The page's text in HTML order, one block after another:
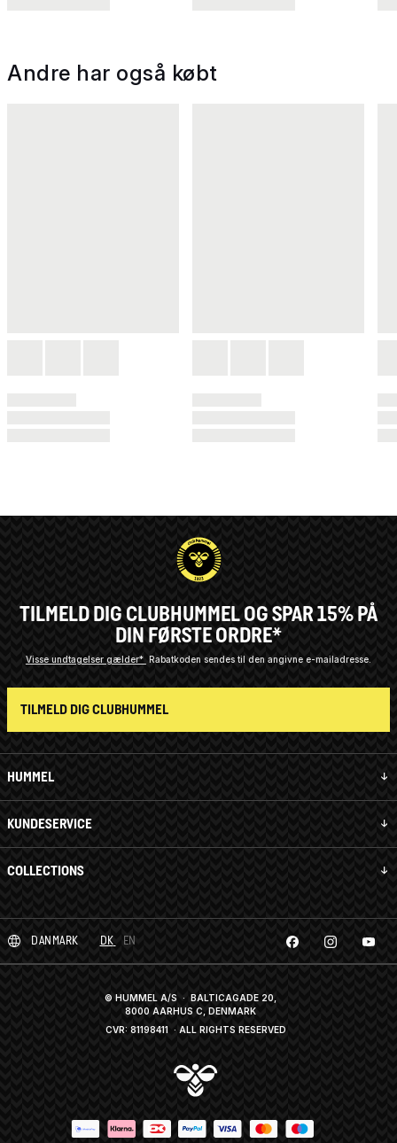
Andre har også købt
HUMMEL
KUNDESERVICE
COLLECTIONS
TILMELD DIG CLUBHUMMEL OG SPAR 15% PÅ
DIN FØRSTE ORDRE*
Visse undtagelser gælder* Rabatkoden sendes til den angivne e-mailadresse.
TILMELD DIG CLUBHUMMEL
DANMARK DK EN
© HUMMEL A/S · BALTICAGADE 20,
8000 AARHUS C, DENMARK
CVR: 81198411 · ALL RIGHTS RESERVED